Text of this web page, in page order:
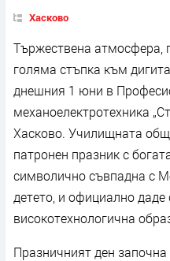
Хасково
Тържествена атмосфера,
голяма стъпка към
днешния 1 юни в
механоелектротехника
Хасково. Училищната
патронен празник с
символично съвпадна с
детето, и официално даде
високотехнологична
Празничният ден